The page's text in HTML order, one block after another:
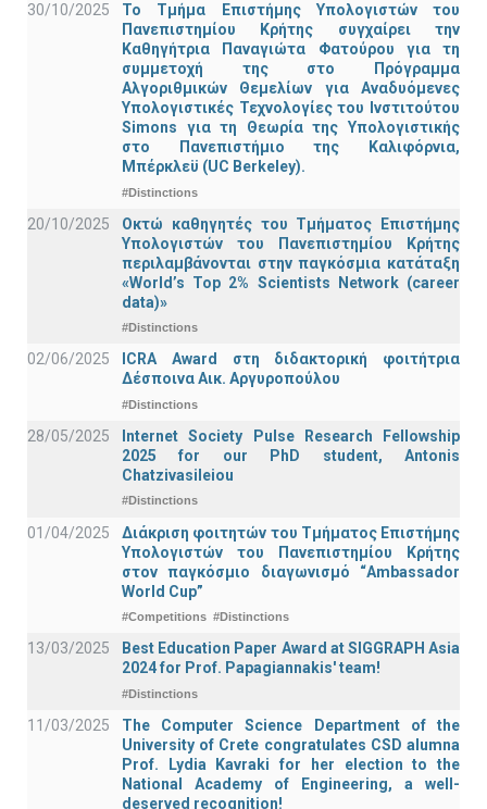
30/10/2025
Το Τμήμα Επιστήμης Υπολογιστών του
Πανεπιστημίου Κρήτης συγχαίρει την
Καθηγήτρια Παναγιώτα Φατούρου για τη
συμμετοχή της στο Πρόγραμμα
Αλγοριθμικών Θεμελίων για Αναδυόμενες
Υπολογιστικές Τεχνολογίες του Ινστιτούτου
Simons για τη Θεωρία της Υπολογιστικής
στο Πανεπιστήμιο της Καλιφόρνια,
Μπέρκλεϋ (UC Berkeley).
#Distinctions
20/10/2025
Οκτώ καθηγητές του Τμήματος Επιστήμης
Υπολογιστών του Πανεπιστημίου Κρήτης
περιλαμβάνονται στην παγκόσμια κατάταξη
«World’s Top 2% Scientists Network (career
data)»
#Distinctions
02/06/2025
ICRA Award στη διδακτορική φοιτήτρια
Δέσποινα Αικ. Αργυροπούλου
#Distinctions
28/05/2025
Internet Society Pulse Research Fellowship
2025 for our PhD student, Antonis
Chatzivasileiou
#Distinctions
01/04/2025
Διάκριση φοιτητών του Τμήματος Επιστήμης
Υπολογιστών του Πανεπιστημίου Κρήτης
στον παγκόσμιο διαγωνισμό “Ambassador
World Cup”
#Competitions #Distinctions
13/03/2025
Best Education Paper Award at SIGGRAPH Asia
2024 for Prof. Papagiannakis' team!
#Distinctions
11/03/2025
The Computer Science Department of the
University of Crete congratulates CSD alumna
Prof. Lydia Kavraki for her election to the
National Academy of Engineering, a well-
deserved recognition!